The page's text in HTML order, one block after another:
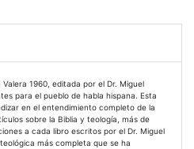
1960, editada por el Dr. Miguel
para el pueblo de habla hispana. Esta
en el entendimiento completo de la
sobre la Biblia y teología, más de
a cada libro escritos por el Dr. Miguel
más completa que se ha